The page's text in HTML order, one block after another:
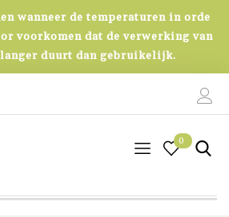
wanneer de temperaturen in orde
voorkomen dat de verwerking van
duurt dan gebruikelijk.
0
0